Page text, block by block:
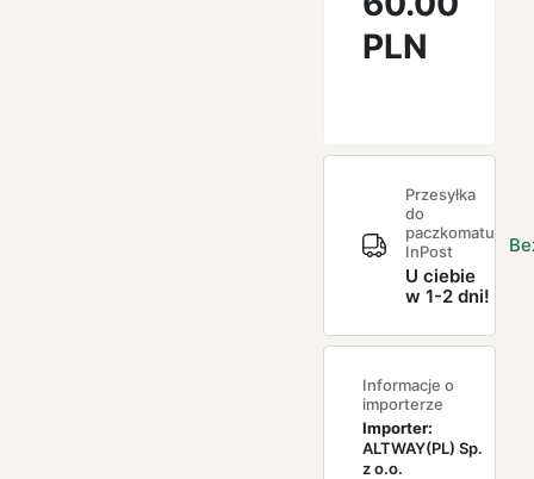
PLN
Przesyłka
do
paczkomatu
InPost
U ciebie
w 1-2 dni!
Informacje o
importerze
Importer:
ALTWAY(PL) Sp.
z o.o.